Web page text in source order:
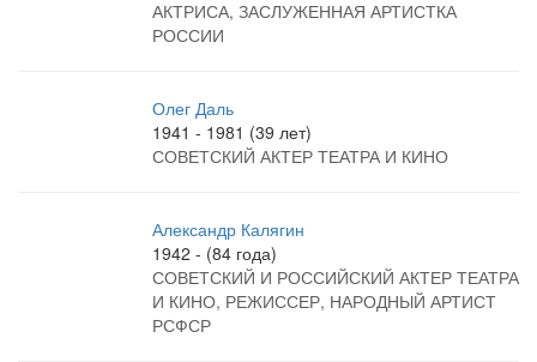
АКТРИСА, ЗАСЛУЖЕННАЯ АРТИСТКА
РОССИИ
Олег Даль
1941 - 1981 (39 лет)
СОВЕТСКИЙ АКТЕР ТЕАТРА И КИНО
Александр Калягин
1942 - (84 года)
СОВЕТСКИЙ И РОССИЙСКИЙ АКТЕР ТЕАТРА
И КИНО, РЕЖИССЕР, НАРОДНЫЙ АРТИСТ
РСФСР